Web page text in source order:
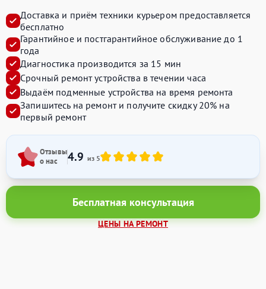
Доставка и приём техники курьером предоставляется
бесплатно
Гарантийное и постгарантийное обслуживание до 1
года
Диагностика производится за 15 мин
Срочный ремонт устройства в течении часа
Выдаём подменные устройства на время ремонта
Запишитесь на ремонт и получите скидку 20% на
первый ремонт
Отзывы
о нас
4.9 из 5
Бесплатная консультация
ЦЕНЫ НА РЕМОНТ